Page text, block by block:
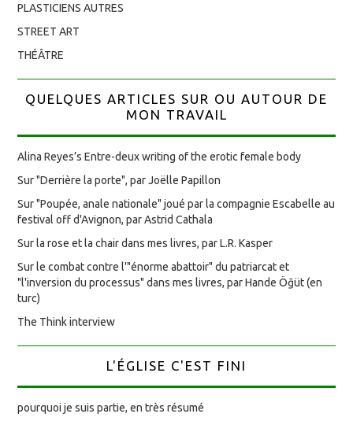
PLASTICIENS AUTRES
STREET ART
THÉÂTRE
QUELQUES ARTICLES SUR OU AUTOUR DE
MON TRAVAIL
Alina Reyes’s Entre-deux writing of the erotic female body
Sur "Derrière la porte", par Joëlle Papillon
Sur "Poupée, anale nationale" joué par la compagnie Escabelle au
festival off d'Avignon, par Astrid Cathala
Sur la rose et la chair dans mes livres, par L.R. Kasper
Sur le combat contre l'"énorme abattoir" du patriarcat et
"l'inversion du processus" dans mes livres, par Hande Öğüt (en
turc)
The Think interview
L'ÉGLISE C'EST FINI
pourquoi je suis partie, en très résumé